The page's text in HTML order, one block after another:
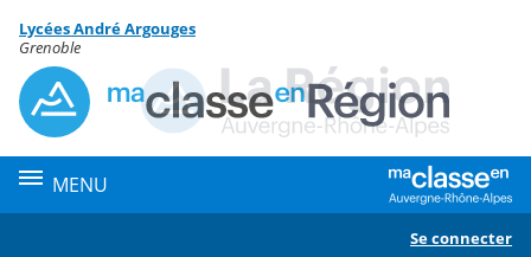
Menu de la rubrique
Contenu
Lycées André Argouges
Grenoble
MENU
Se connecter